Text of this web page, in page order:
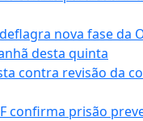
nova fase da
desta quinta
contra revisão da
confirma prisão